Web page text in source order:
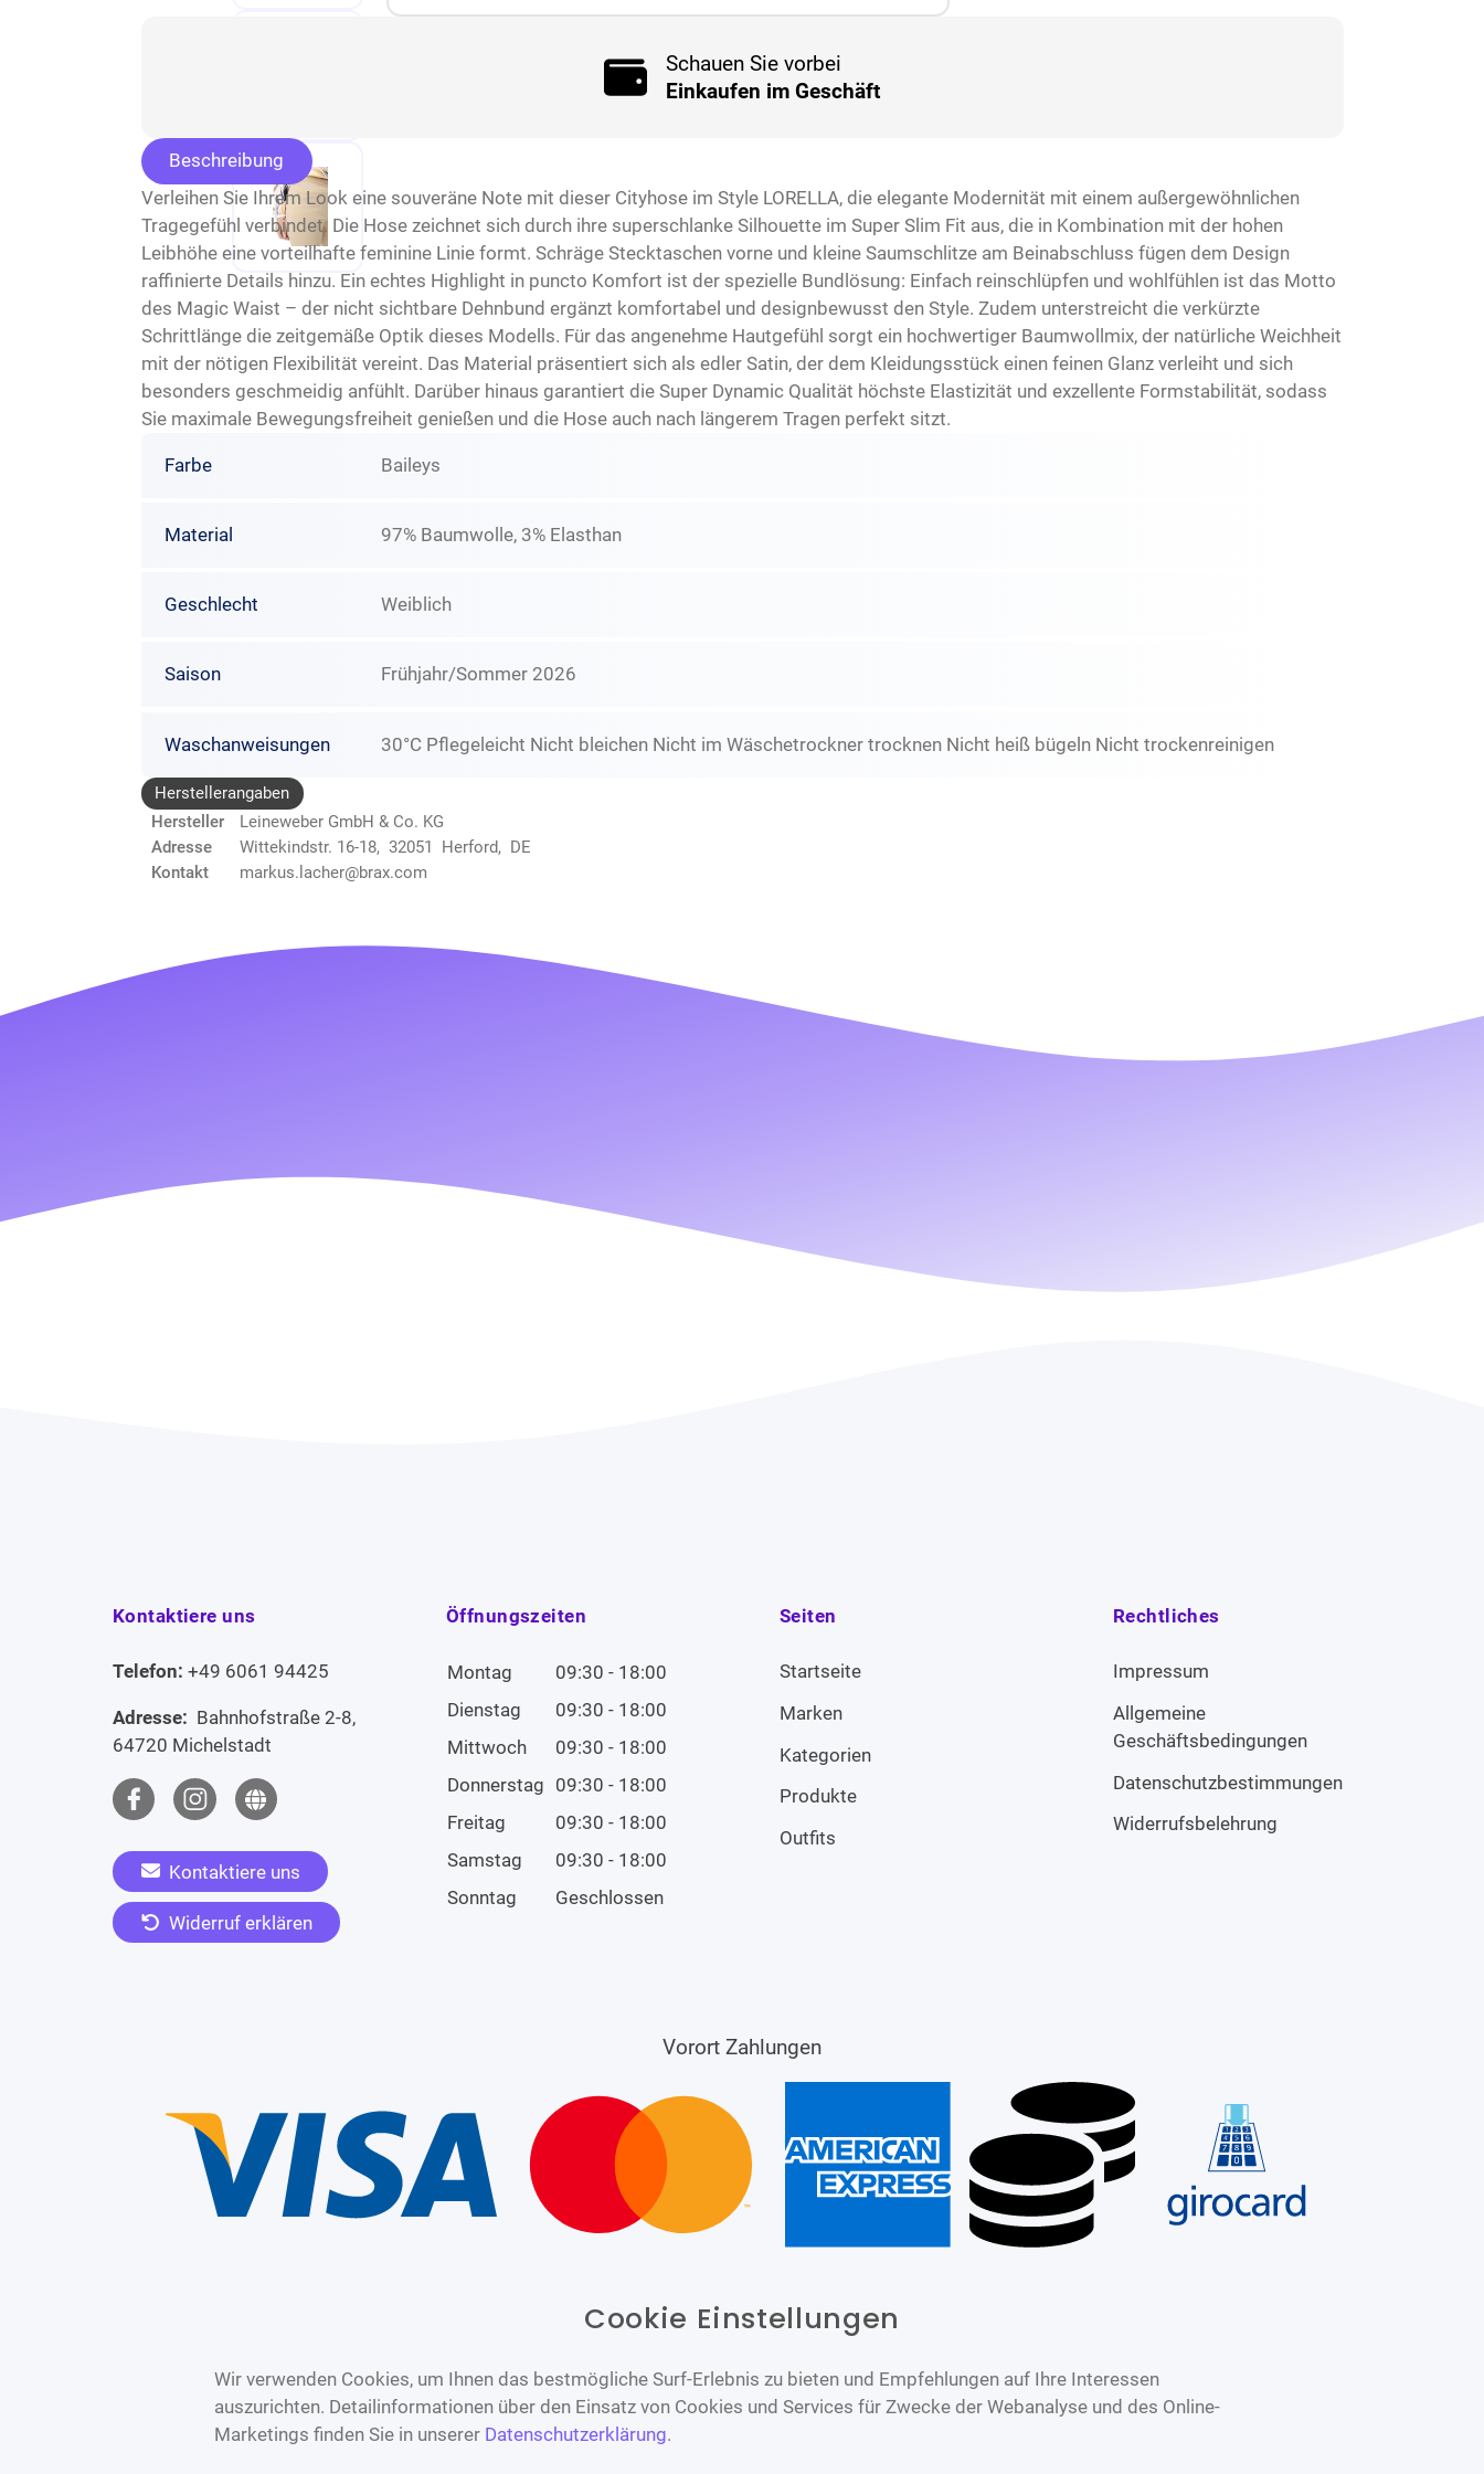
Schauen Sie vorbei
Einkaufen im Geschäft
Beschreibung
Verleihen Sie Ihrem Look eine souveräne Note mit dieser Cityhose im Style LORELLA, die elegante Modernität mit einem außergewöhnlichen
Tragegefühl verbindet. Die Hose zeichnet sich durch ihre superschlanke Silhouette im Super Slim Fit aus, die in Kombination mit der hohen
Leibhöhe eine vorteilhafte feminine Linie formt. Schräge Stecktaschen vorne und kleine Saumschlitze am Beinabschluss fügen dem Design
raffinierte Details hinzu. Ein echtes Highlight in puncto Komfort ist der spezielle Bundlösung: Einfach reinschlüpfen und wohlfühlen ist das Motto
des Magic Waist – der nicht sichtbare Dehnbund ergänzt komfortabel und designbewusst den Style. Zudem unterstreicht die verkürzte
Schrittlänge die zeitgemäße Optik dieses Modells. Für das angenehme Hautgefühl sorgt ein hochwertiger Baumwollmix, der natürliche Weichheit
mit der nötigen Flexibilität vereint. Das Material präsentiert sich als edler Satin, der dem Kleidungsstück einen feinen Glanz verleiht und sich
besonders geschmeidig anfühlt. Darüber hinaus garantiert die Super Dynamic Qualität höchste Elastizität und exzellente Formstabilität, sodass
Sie maximale Bewegungsfreiheit genießen und die Hose auch nach längerem Tragen perfekt sitzt.
Farbe Baileys
Material 97% Baumwolle, 3% Elasthan
Geschlecht Weiblich
Saison Frühjahr/Sommer 2026
Waschanweisungen 30°C Pflegeleicht Nicht bleichen Nicht im Wäschetrockner trocknen Nicht heiß bügeln Nicht trockenreinigen
Herstellerangaben
Hersteller
Leineweber GmbH & Co. KG
Adresse
Wittekindstr. 16-18, 32051 Herford, DE
Kontakt
markus.lacher@brax.com
Kontaktiere uns
Telefon: +49 6061 94425
Adresse: Bahnhofstraße 2-8,
64720 Michelstadt
Kontaktiere uns
Widerruf erklären
Öffnungszeiten
Montag
09:30 - 18:00
Dienstag
09:30 - 18:00
Mittwoch
09:30 - 18:00
Donnerstag 09:30 - 18:00
Freitag
09:30 - 18:00
Samstag
09:30 - 18:00
Sonntag
Geschlossen
Seiten
Startseite
Marken
Kategorien
Produkte
Outfits
Rechtliches
Impressum
Allgemeine
Geschäftsbedingungen
Datenschutzbestimmungen
Widerrufsbelehrung
Vorort Zahlungen
Cookie Einstellungen
Wir verwenden Cookies, um Ihnen das bestmögliche Surf-Erlebnis zu bieten und Empfehlungen auf Ihre Interessen
auszurichten. Detailinformationen über den Einsatz von Cookies und Services für Zwecke der Webanalyse und des Online-
Marketings finden Sie in unserer Datenschutzerklärung.